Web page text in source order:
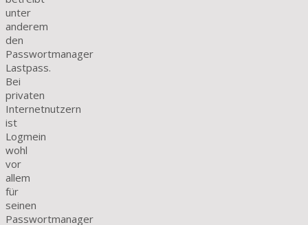
unter
anderem
den
Passwortmanager
Lastpass.
Bei
privaten
Internetnutzern
ist
Logmein
wohl
vor
allem
für
seinen
Passwortmanager